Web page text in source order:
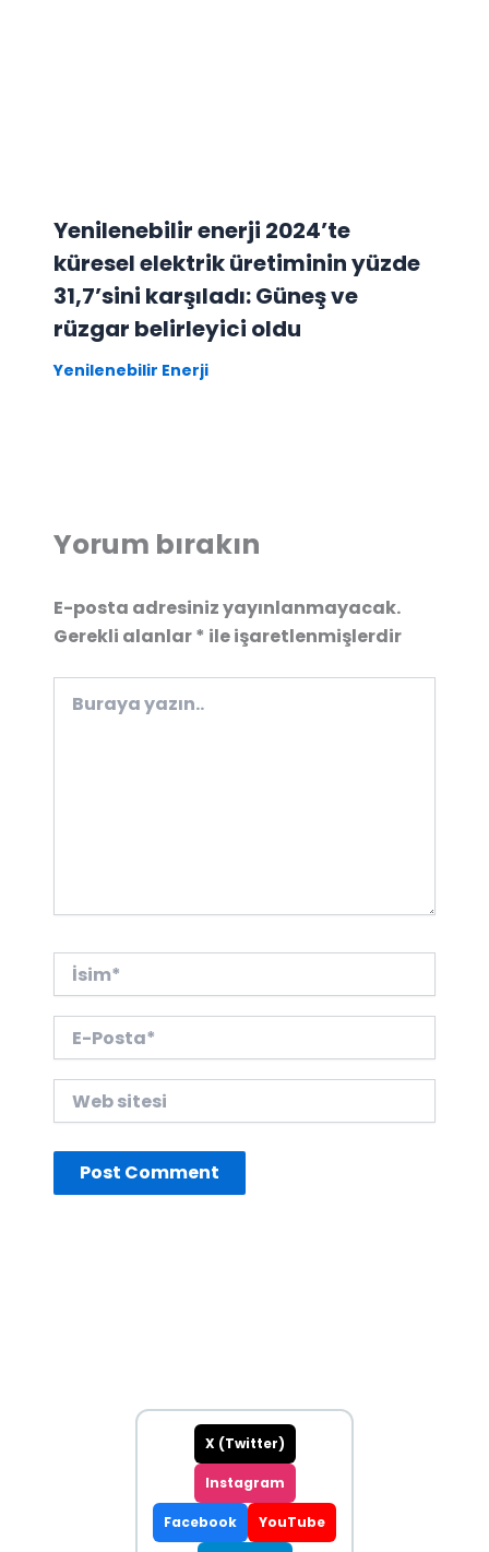
Yenilenebilir enerji 2024’te
küresel elektrik üretiminin yüzde
31,7’sini karşıladı: Güneş ve
rüzgar belirleyici oldu
Yenilenebilir Enerji
Yorum bırakın
E-posta adresiniz yayınlanmayacak.
Gerekli alanlar* ile işaretlenmişlerdir
yazın..
İsim*
Posta*
sitesi
X (Twitter)
Instagram
Facebook YouTube